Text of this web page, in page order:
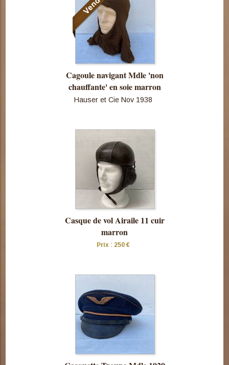
cette pièce
Cagoule navigant Mdle 'non
chauffante' en soie marron
Hauser et Cie Nov 1938
cette pièce
Casque de vol Airaile 11 cuir
marron
Prix : 250 €